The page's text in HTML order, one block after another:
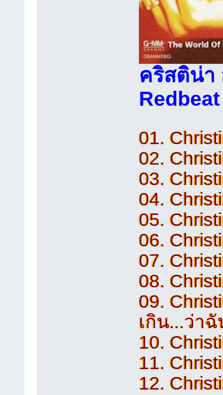
คริสติน่า
01.
02.
03.
04.
05.
06.
07.
08.
09.
เกิน...ว่าฉั
10.
11.
12.